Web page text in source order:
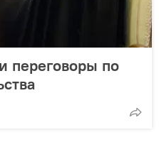
переговоры по